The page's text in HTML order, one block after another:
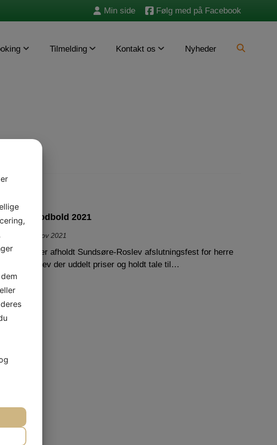
Min side Følg med på Facebook
Tilmelding Kontakt os Nyheder
senior fodbold 2021
13. nov 2021
november afholdt Sundsøre-Roslev afslutningsfest for herre
tro blev der uddelt priser og holdt tale til…